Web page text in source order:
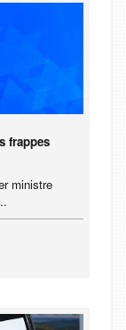
frappes
ministre